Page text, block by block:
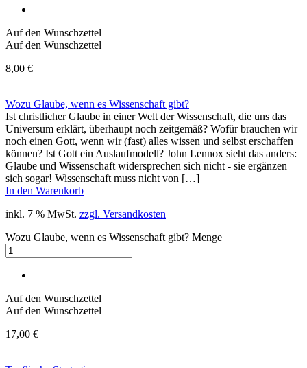
Auf den Wunschzettel
Auf den Wunschzettel
8,00 €
Wozu Glaube, wenn es Wissenschaft gibt?
Ist christlicher Glaube in einer Welt der Wissenschaft, die uns das
Universum erklärt, überhaupt noch zeitgemäß? Wofür brauchen wir
noch einen Gott, wenn wir (fast) alles wissen und selbst erschaffen
können? Ist Gott ein Auslaufmodell? John Lennox sieht das anders:
Glaube und Wissenschaft widersprechen sich nicht - sie ergänzen
sich sogar! Wissenschaft muss nicht von […]
In den Warenkorb
inkl. 7 % MwSt. zzgl. Versandkosten
Wozu Glaube, wenn es Wissenschaft gibt? Menge
Auf den Wunschzettel
Auf den Wunschzettel
17,00 €